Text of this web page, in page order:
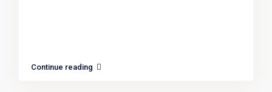
Continue reading